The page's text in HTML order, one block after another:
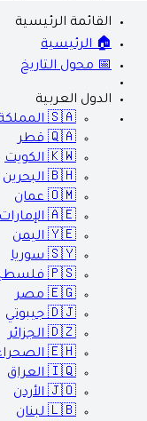
القائمة الرئيسية
🏠 الرئيسية
📅 محول التاريخ
الدول العربية
🇸🇦
🇶🇦 قطر
🇰🇼 الكويت
🇧🇭 البحرين
🇴🇲 عمان
🇦🇪
🇾🇪 اليمن
🇸🇾 سوريا
🇵🇸
🇪🇬 مصر
🇩🇯 جيبوتي
🇩🇿 الجزائر
🇪🇭
🇮🇶 العراق
🇯🇴 الأردن
🇱🇧 لبنان